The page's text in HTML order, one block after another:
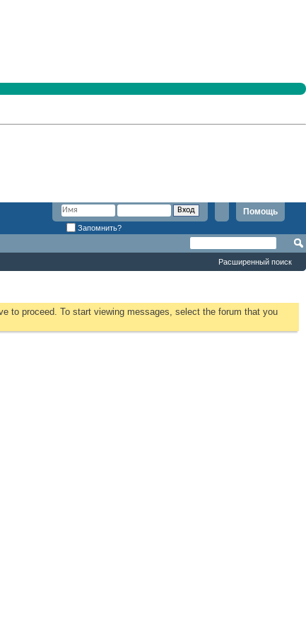
Помощь
Запомнить?
Расширенный поиск
to proceed. To start viewing messages, select the forum that you